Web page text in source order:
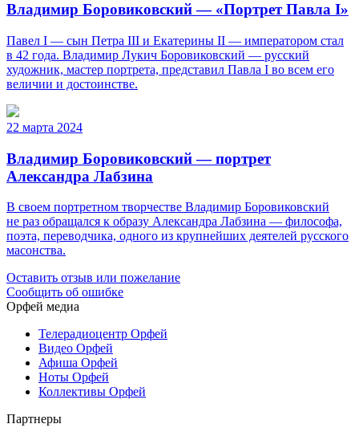
Владимир Боровиковский — «Портрет Павла I»
Павел I — сын Петра III и Екатерины II — императором стал
в 42 года. Владимир Лукич Боровиковский — русский
художник, мастер портрета, представил Павла I во всем его
величии и достоинстве.
22 марта 2024
Владимир Боровиковский — портрет
Александра Лабзина
В своем портретном творчестве Владимир Боровиковский
не раз обращался к образу Александра Лабзина — философа,
поэта, переводчика, одного из крупнейших деятелей русского
масонства.
Оставить отзыв или пожелание
Сообщить об ошибке
Орфей медиа
Телерадиоцентр Орфей
Видео Орфей
Афиша Орфей
Ноты Орфей
Коллективы Орфей
Партнеры